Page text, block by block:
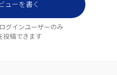
ューを書く
グインユーザーのみ
投稿できます